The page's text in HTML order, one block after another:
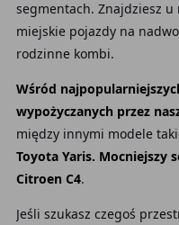
segmentach. Znajdziesz
miejskie pojazdy na
rodzinne kombi.
Wśród
wypożyczanych przez
między innymi modele
Toyota Yaris. Mocniejszy
Citroen C4.
Jeśli szukasz czegoś